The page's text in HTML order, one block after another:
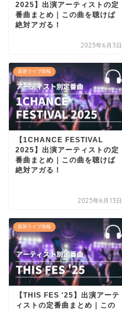
2025】出演アーティストの定
番曲まとめ｜この曲を聴けば
絶対アガる！
2025年6月3日
最新ライブ情報
【1CHANCE FESTIVAL
2025】出演アーティストの定
番曲まとめ｜この曲を聴けば
絶対アガる！
2025年6月13日
最新ライブ情報
【THIS FES '25】出演アーテ
ィストの定番曲まとめ｜この